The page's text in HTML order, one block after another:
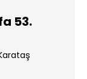
53.